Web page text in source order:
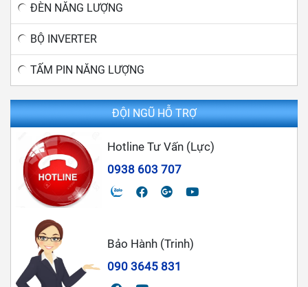
ĐÈN NĂNG LƯỢNG
BỘ INVERTER
TẤM PIN NĂNG LƯỢNG
ĐỘI NGŨ HỖ TRỢ
Hotline Tư Vấn (Lực)
0938 603 707
Bảo Hành (Trinh)
090 3645 831